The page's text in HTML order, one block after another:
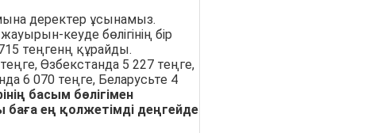
деректер ұсынамыз.
кеуде бөлігінің бір
теңгенң құрайды.
Өзбекстанда 5 227 теңге,
6 070 теңге, Беларусьте 4
басым бөлігімен
ең қолжетімді деңгейде